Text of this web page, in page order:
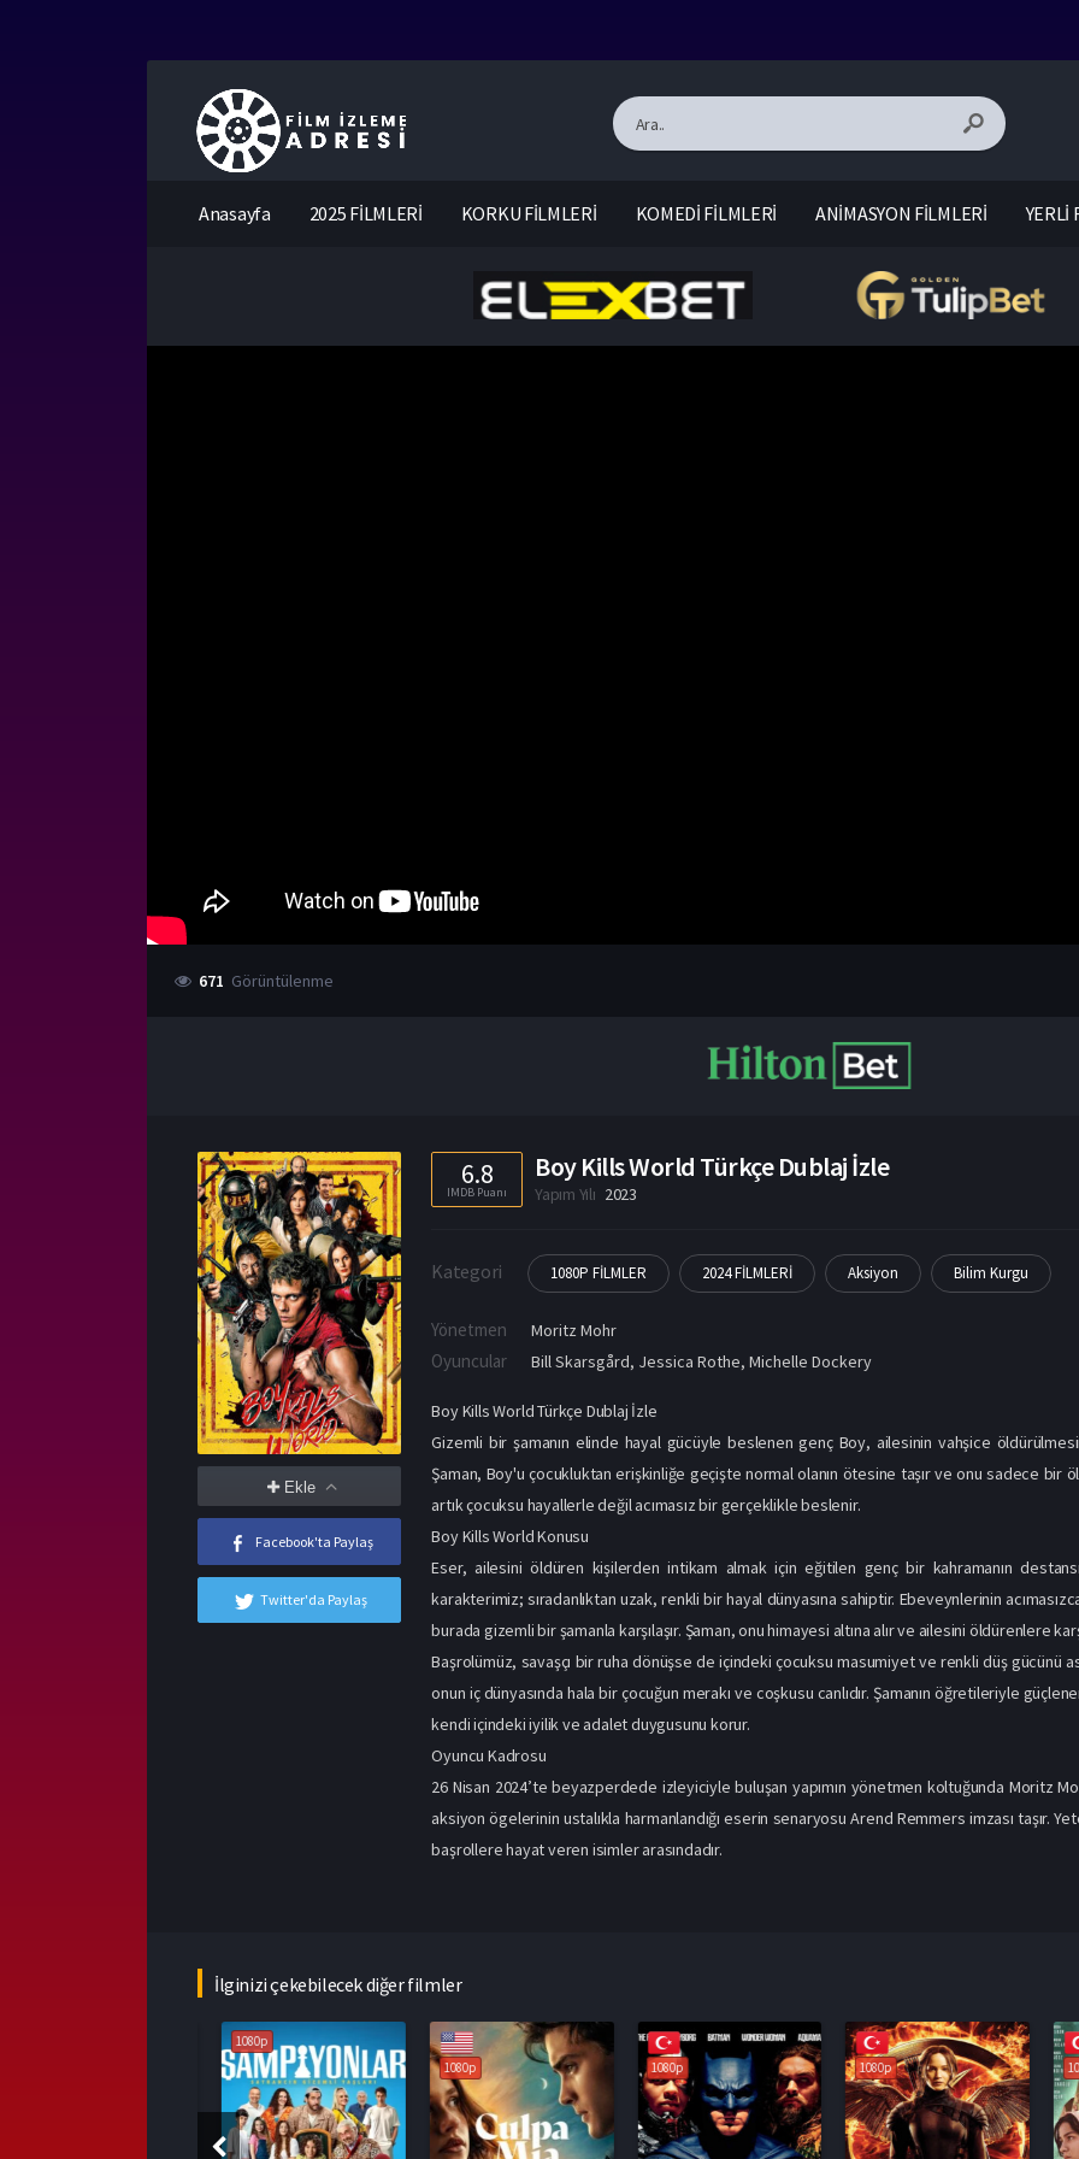
Anasayfa 2025 FİLMLERİ KORKU FİLMLERİ KOMEDİ FİLMLERİ ANİMASYON FİLMLERİ YERLİ
671 Görüntülenme
Ekle
Facebook'ta Paylaş
Twitter'da Paylaş
6.8
IMDB Puanı
Boy Kills World Türkçe Dublaj İzle
Yapım Yılı 2023
Kategori 1080P FİLMLER 2024 FİLMLERİ Aksiyon Bilim Kurgu
Yönetmen Moritz Mohr
Oyuncular Bill Skarsgård, Jessica Rothe,Michelle Dockery
Boy Kills World Türkçe Dublaj İzle
Gizemli bir şamanın elinde hayal gücüyle beslenen genç Boy, ailesinin vahşice
Şaman, Boy'u çocukluktan erişkinliğe geçişte normal olanın ötesine taşır ve onu sadece bir
artık çocuksu hayallerle değil acımasız bir gerçeklikle beslenir.
Boy Kills World Konusu
Eser, ailesini öldüren kişilerden intikam almak için eğitilen genç bir kahramanın
karakterimiz; sıradanlıktan uzak, renkli bir hayal dünyasına sahiptir. Ebeveynlerinin
burada gizemli bir şamanla karşılaşır. Şaman, onu himayesi altına alır ve ailesini öldürenlere
Başrolümüz, savaşçı bir ruha dönüşse de içindeki çocuksu masumiyet ve renkli düş gücünü
onun iç dünyasında hala bir çocuğun merakı ve coşkusu canlıdır. Şamanın öğretileriyle
kendi içindeki iyilik ve adalet duygusunu korur.
Oyuncu Kadrosu
26 Nisan 2024’te beyazperdede izleyiciyle buluşan yapımın yönetmen koltuğunda Moritz
aksiyon ögelerinin ustalıkla harmanlandığı eserin senaryosu Arend Remmers imzası taşır.
başrollere hayat veren isimler arasındadır.
İlginizi çekebilecek diğer filmler
1080p
1080p 1080p 1080p 1080p